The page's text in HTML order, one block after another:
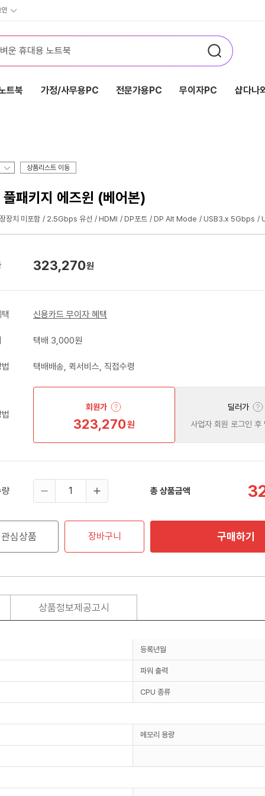
트북 가정/사무용PC 전문가용PC 무이자PC 샵다나
상품리스트 이동
키지 에즈윈 (베어본)
장치 미포함 2.5Gbps 유선 HDMI DP포트 DP Alt Mode USB3.x 5Gbps
323,270원
신용카드 무이자 혜택
택배 3,000원
택배배송, 퀵서비스, 직접수령
회원가
323,270원
딜러가
사업자 회원 로그인 후
량 총 상품금액
관심상품 장바구니 구매하기
상품정보제공고시
등록년월
파워 출력
CPU 종류
메모리 용량